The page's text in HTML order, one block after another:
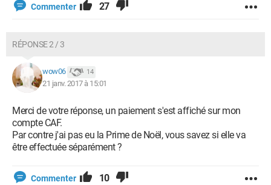
Commenter 27
RÉPONSE 2 / 3
wow06 14
21 janv. 2017 à 15:01
Merci de votre réponse, un paiement s'est affiché sur mon
compte CAF.
Par contre j'ai pas eu la Prime de Noël, vous savez si elle va
être effectuée séparément ?
Commenter 10